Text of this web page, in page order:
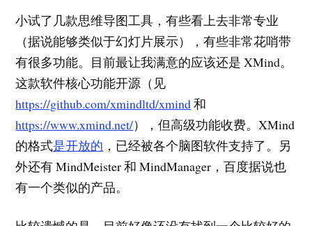
小试了几款思维导图工具，有些看上去非常专业
（据说能够类似于幻灯片展示），有些非常花哨带
有很多功能。目前最让我满意的应该还是 XMind。
这款软件核心功能开源（见
https://github.com/xmindltd/xmind和
https://www.xmind.net/），但高级功能收费。XMind
的格式是开放的 ，已经被各个脑图软件支持了。另
外还有 MindMeister 和 MindManager，百度据说也
有一个类似的产品。